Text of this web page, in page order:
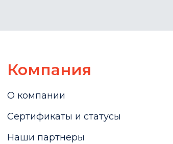
Компания
О компании
Сертификаты и статусы
Наши партнеры